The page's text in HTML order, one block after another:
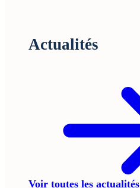
Actualités
Voir toutes les actualités